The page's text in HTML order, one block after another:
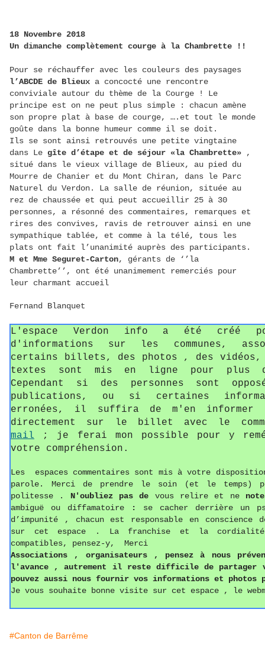
18 Novembre 2018
Un dimanche complètement courge à la Chambrette !!
Pour se réchauffer avec les couleurs des paysages
l’ABCDE de Blieux a concocté une rencontre
conviviale autour du thème de la Courge ! Le
principe est on ne peut plus simple : chacun amène
son propre plat à base de courge, ….et tout le monde
goûte dans la bonne humeur comme il se doit.
Ils se sont ainsi retrouvés une petite vingtaine
dans Le gîte d’étape et de séjour «la Chambrette» ,
situé dans le vieux village de Blieux, au pied du
Mourre de Chanier et du Mont Chiran, dans le Parc
Naturel du Verdon. La salle de réunion, située au
rez de chaussée et qui peut accueillir 25 à 30
personnes, a résonné des commentaires, remarques et
rires des convives, ravis de retrouver ainsi en une
sympathique tablée, et comme à la télé, tous les
plats ont fait l’unanimité auprès des participants.
M et Mme Seguret-Carton, gérants de ‘’la
Chambrette’’, ont été unanimement remerciés pour
leur charmant accueil
Fernand Blanquet
L'espace Verdon info a été créé
d'informations sur les communes,
certains billets, des photos , des vidéos,
textes sont mis en ligne pour plus
Cependant si des personnes sont
publications, ou si certaines
erronées, il suffira de m'en
directement sur le billet avec le
mail ; je ferai mon possible pour y
votre compréhension.
Les espaces commentaires sont mis à votre
parole. Merci de prendre le soin (et le temps)
politesse
. N'oubliez pas de vous relire et ne
ambiguë ou diffamatoire
:
se cacher derrière un
d’impunité , chacun est responsable en
sur cet espace . La franchise et la
compatibles, pensez-y, Merci
Associations , organisateurs , pensez à nous
l'avance , autrement il reste difficile de
pouvez aussi nous fournir vos informations et photos
Je vous souhaite bonne visite sur cet espace , le
#Canton de Barrême